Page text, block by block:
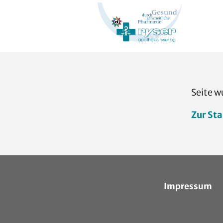
Seite
Zur
Impressum